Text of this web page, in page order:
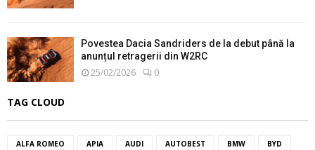
Povestea Dacia Sandriders de la debut până la
anunțul retragerii din W2RC
25/02/2026 0
TAG CLOUD
ALFA ROMEO APIA AUDI AUTOBEST BMW BYD